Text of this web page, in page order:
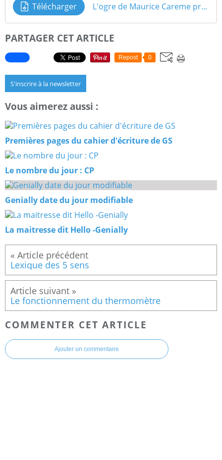
Télécharger L'ogre de Maurice Careme production d'écrits
PARTAGER CET ARTICLE
Repost 0
S'inscrire à la newsletter
Vous aimerez aussi :
Premières pages du cahier d'écriture de GS
Le nombre du jour : CP
Genially date du jour modifiable
La maitresse dit Hello -Genially
Lexique des 5 sens
Le fonctionnement du thermomètre
COMMENTER CET ARTICLE
Ajouter un commentaire